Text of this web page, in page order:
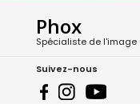
Phox
Spécialiste de l'image
Suivez-nous